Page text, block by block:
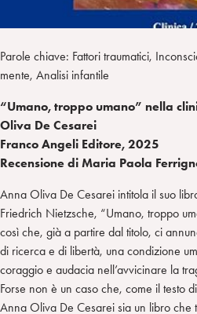
Parole chiave: Fattori traumatici,
mente, Analisi infantile
“Umano, troppo umano” nella
Oliva De Cesarei
Franco Angeli Editore, 2025
Recensione di Maria Paola
Anna Oliva De Cesarei intitola il suo
Friedrich Nietzsche, “Umano, troppo
così che, già a partire dal titolo, ci
di ricerca e di libertà, una condizione
coraggio e audacia nell’avvicinare la
Forse non è un caso che, come il testo
Anna Oliva De Cesarei sia un libro che